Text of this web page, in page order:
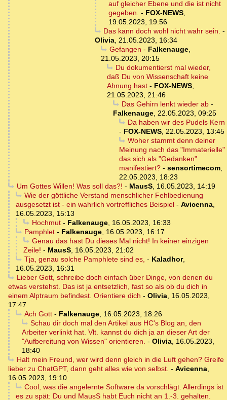
auf gleicher Ebene und die ist nicht
gegeben. - FOX-NEWS,
19.05.2023, 19:56
Das kann doch wohl nicht wahr sein. -
Olivia, 21.05.2023, 16:34
Gefangen - Falkenauge,
21.05.2023, 20:15
Du dokumentierst mal wieder,
daß Du von Wissenschaft keine
Ahnung hast - FOX-NEWS,
21.05.2023, 21:46
Das Gehirn lenkt wieder ab-
Falkenauge, 22.05.2023, 09:25
Da haben wir des Pudels Kern
- FOX-NEWS, 22.05.2023, 13:45
Woher stammt denn deiner
Meinung nach das "Immaterielle"
das sich als "Gedanken"
manifestiert? - sensortimecom,
22.05.2023, 18:23
Um Gottes Willen! Was soll das?! - MausS, 16.05.2023, 14:19
Wie der göttliche Verstand menschlicher Fehlbedienung
ausgesetzt ist - ein wahrlich vortreffliches Beispiel - Avicenna,
16.05.2023, 15:13
Hochmut- Falkenauge, 16.05.2023, 16:33
Pamphlet- Falkenauge, 16.05.2023, 16:17
Genau das hast Du dieses Mal nicht! In keiner einzigen
Zeile! - MausS, 16.05.2023, 21:02
Tja, genau solche Pamphlete sind es, - Kaladhor,
16.05.2023, 16:31
Lieber Gott, schreibe doch einfach über Dinge, von denen du
etwas verstehst. Das ist ja entsetzlich, fast so als ob du dich in
einem Alptraum befindest. Orientiere dich - Olivia, 16.05.2023,
17:47
Ach Gott- Falkenauge, 16.05.2023, 18:26
Schau dir doch mal den Artikel aus HC's Blog an, den
Arbeiter verlinkt hat. Vlt. kannst du dich ja an dieser Art der
"Aufbereitung von Wissen" orientieren. - Olivia, 16.05.2023,
18:40
Halt mein Freund, wer wird denn gleich in die Luft gehen? Greife
lieber zu ChatGPT, dann geht alles wie von selbst. - Avicenna,
16.05.2023, 19:10
Cool, was die angelernte Software da vorschlägt. Allerdings ist
es zu spät: Du und MausS habt Euch nicht an 1.-3. gehalten.